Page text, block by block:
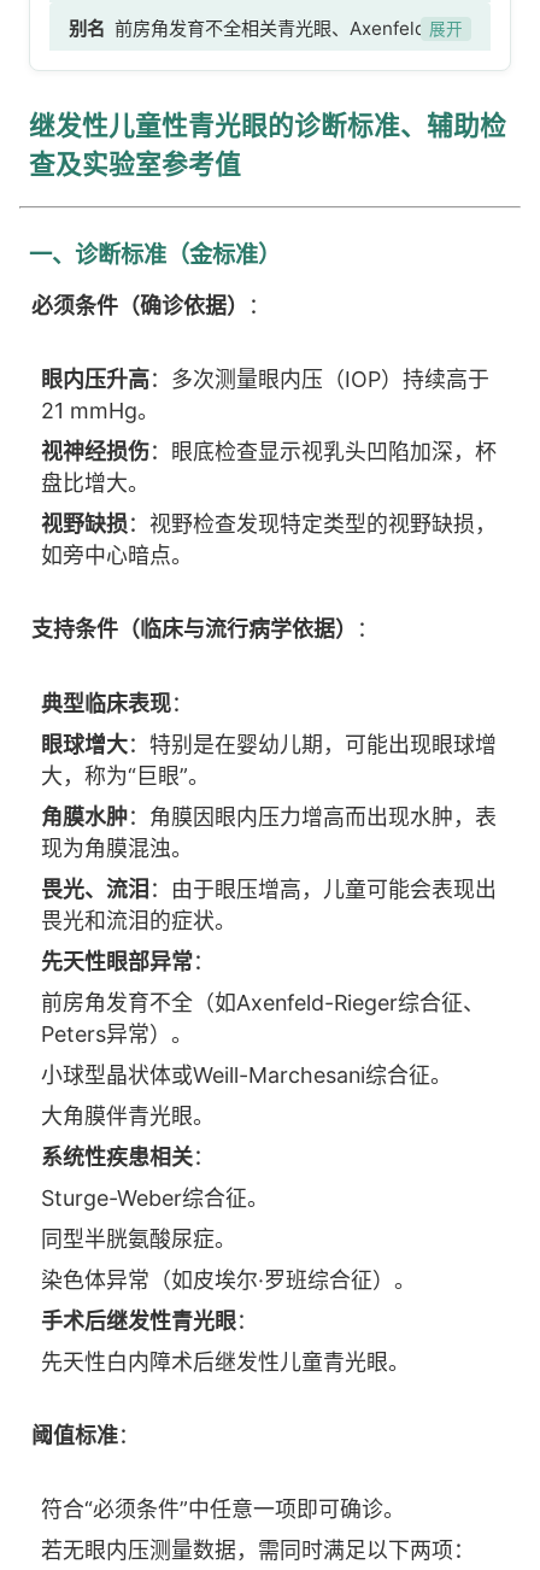
性儿童性青光眼、与先天性眼异常相关的青光眼、
前房角发育不全、Axenfeld-Rieger综合征和
Peters异常、ARS[Axenfeld-Rieger综合征]、
Peters异常、小球型晶状体或Weill-Marchesani
综合征、魏尔-马切桑尼综合征、大角膜伴青光
眼、巨角膜伴青光眼、先天性青光眼引起的巨眼、
先天性球状角膜伴青光眼、与系统性疾患相关的先
天性青光眼、与系统性疾患相关的发育性青光眼、
与系统性疾患相关的儿童青光眼、与Sturge
Weber综合征相关的先天性青光眼、与同型半胱氨
先天性青光眼、与先天性青光眼相关的皮埃尔·罗班
综合征、先天性白内障术后继发性儿童青光眼
别名 前房角发育不全相关青光眼、Axenfeld-
Peters异常青光眼、小球型晶状体或Weill-
Marchesani综合征伴发青光眼、魏尔-马切桑尼综
展开
继发性儿童性青光眼的诊断标准、辅助检
查及实验室参考值
一、诊断标准（金标准）
必须条件（确诊依据） ：
眼内压升高：多次测量眼内压（IOP）持续高于
21 mmHg。
视神经损伤：眼底检查显示视乳头凹陷加深，杯
盘比增大。
视野缺损：视野检查发现特定类型的视野缺损，
如旁中心暗点。
支持条件（临床与流行病学依据） ：
典型临床表现：
眼球增大：特别是在婴幼儿期，可能出现眼球增
大，称为“巨眼”。
角膜水肿：角膜因眼内压力增高而出现水肿，表
现为角膜混浊。
畏光、流泪 ：由于眼压增高，儿童可能会表现出
畏光和流泪的症状。
先天性眼部异常：
前房角发育不全（如Axenfeld-Rieger综合征、
Peters异常）。
小球型晶状体或Weill-Marchesani综合征。
大角膜伴青光眼。
系统性疾患相关：
Sturge-Weber综合征。
同型半胱氨酸尿症。
染色体异常（如皮埃尔·罗班综合征）。
手术后继发性青光眼：
先天性白内障术后继发性儿童青光眼。
阈值标准：
符合“必须条件”中任意一项即可确诊。
若无眼内压测量数据，需同时满足以下两项：